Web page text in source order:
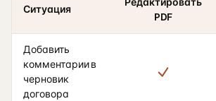
Ситуация
PDF
Добавить
комментарии в
черновик
договора